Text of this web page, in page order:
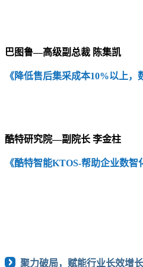
巴图鲁—高级副总裁 陈集凯
《降低售后集采成本10%以上
酷特研究院—副院长 李金柱
《酷特智能KTOS-帮助企业数智
聚力破局，赋能行业长效增长